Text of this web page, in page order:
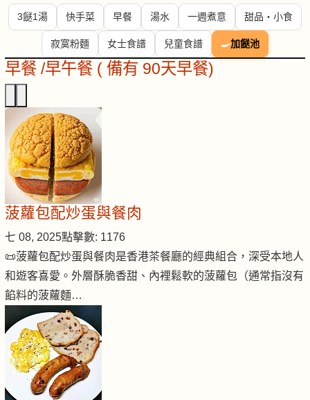
3餸1湯 快手菜 早餐 湯水 一週煮意 甜品・小食
寂寞粉麵 女士食譜 兒童食譜 🍳加餸池
早餐 /早午餐 ( 備有 90天早餐)
菠蘿包配炒蛋與餐肉
七 08, 2025點擊數: 1176
📜菠蘿包配炒蛋與餐肉是香港茶餐廳的經典組合，深受本地人
和遊客喜愛。外層酥脆香甜、內裡鬆軟的菠蘿包（通常指沒有
餡料的菠蘿麵…